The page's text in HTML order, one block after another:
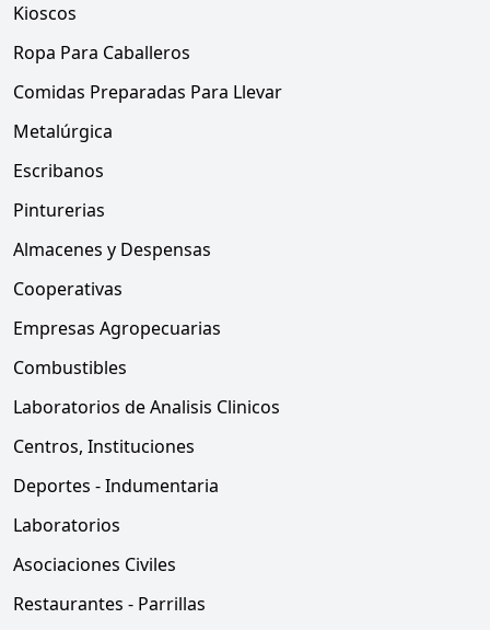
Kioscos
Ropa Para Caballeros
Comidas Preparadas Para Llevar
Metalúrgica
Escribanos
Pinturerias
Almacenes y Despensas
Cooperativas
Empresas Agropecuarias
Combustibles
Laboratorios de Analisis Clinicos
Centros, Instituciones
Deportes - Indumentaria
Laboratorios
Asociaciones Civiles
Restaurantes - Parrillas